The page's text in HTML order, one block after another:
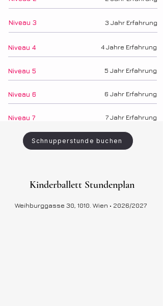
Niveau 3 3 Jahr Erfahrung
​Niveau 4 4 Jahre Erfahrung
Niveau 5 5 Jahr Erfahrung
Niveau 6 6 Jahr Erfahrung
Niveau 7 7 Jahr Erfahrung
PROFI-Diese Gruppen unterrichten zweimal
pro Woche.
Schnupperstunde buchen
Kinderballett Stundenplan
Weihburggasse 30, 1010. Wien • 2026/2027